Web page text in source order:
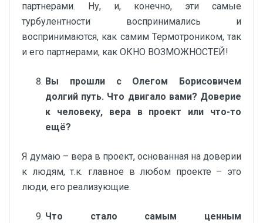
партнерами. Ну, и, конечно, эти самые
турбулентности воспринимались и
воспринимаются, как самим Термотроником, так
и его партнерами, как ОКНО ВОЗМОЖНОСТЕЙ!
Вы прошли с Олегом Борисовичем
долгий путь. Что двигало вами? Доверие
к человеку, вера в проект или что-то
ещё?
Я думаю – вера в проект, основанная на доверии
к людям, т.к. главное в любом проекте – это
люди, его реализующие.
Что стало самым ценным